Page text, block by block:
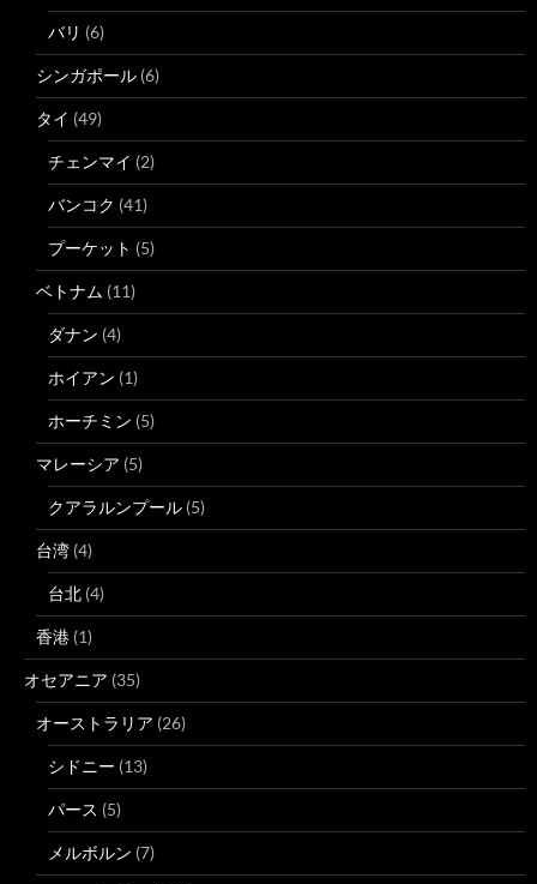
バリ (6)
シンガポール (6)
タイ (49)
チェンマイ (2)
バンコク (41)
プーケット (5)
ベトナム (11)
ダナン (4)
ホイアン (1)
ホーチミン (5)
マレーシア (5)
クアラルンプール (5)
台湾 (4)
台北 (4)
香港 (1)
オセアニア (35)
オーストラリア (26)
シドニー (13)
パース (5)
メルボルン (7)